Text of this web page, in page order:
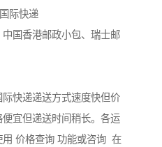
际快递
国香港邮政小包、瑞士邮
快递递送方式速度快但价
宜但递送时间稍长。各运
价格查询 功能或咨询 在